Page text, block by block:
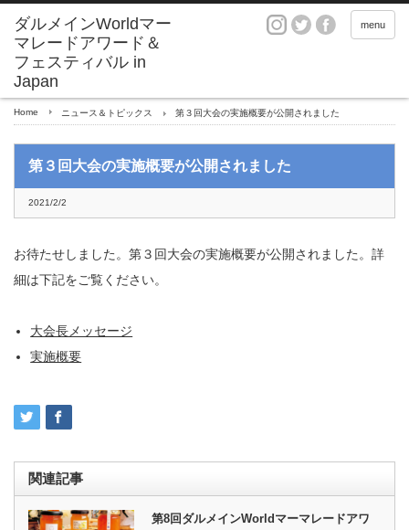
ダルメインWorldマー
マレードアワード＆
フェスティバル in
Japan
menu
Home ニュース＆トピックス 第３回大会の実施概要が公開されました
第３回大会の実施概要が公開されました
2021/2/2
お待たせしました。第３回大会の実施概要が公開されました。詳
細は下記をご覧ください。
大会長メッセージ
実施概要
関連記事
第8回ダルメインWorldマーマレードアワ